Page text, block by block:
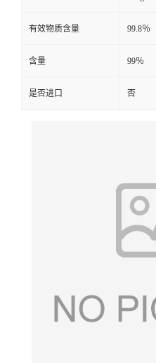
有效物质含量 99.8％
含量 99％
是否进口 否